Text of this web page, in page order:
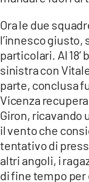
Ora le due
l’innesco giusto,
particolari. Al 18’
sinistra con
parte, conclusa
Vicenza
Giron, ricavando
il vento che
tentativo di
altri angoli, i
di fine tempo per